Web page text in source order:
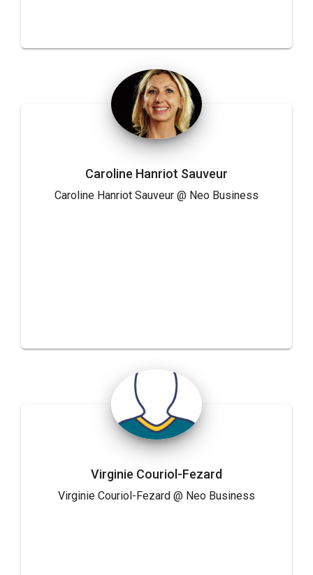
Caroline Hanriot Sauveur
Caroline Hanriot Sauveur @ Neo Business
Virginie Couriol-Fezard
Virginie Couriol-Fezard @ Neo Business